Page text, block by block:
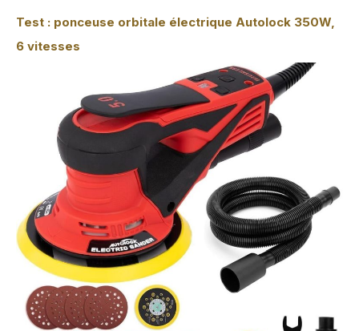
Test : ponceuse orbitale électrique Autolock 350W,
6 vitesses